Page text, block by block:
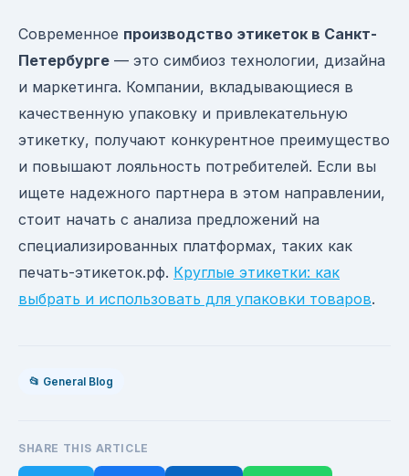
Современное производство этикеток в Санкт-
Петербурге — это симбиоз технологии, дизайна
и маркетинга. Компании, вкладывающиеся в
качественную упаковку и привлекательную
этикетку, получают конкурентное преимущество
и повышают лояльность потребителей. Если вы
ищете надежного партнера в этом направлении,
стоит начать с анализа предложений на
специализированных платформах, таких как
печать-этикеток.рф. Круглые этикетки: как
выбрать и использовать для упаковки товаров.
📂 General Blog
SHARE THIS ARTICLE